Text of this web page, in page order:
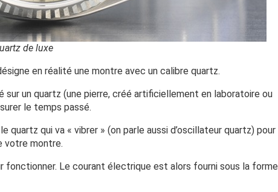
de luxe
en réalité une montre avec un calibre quartz.
sur un quartz (une pierre, créé artificiellement en laboratoire ou
le temps passé.
quartz qui va « vibrer » (on parle aussi d’oscillateur quartz) pour
votre montre.
fonctionner. Le courant électrique est alors fourni sous la forme